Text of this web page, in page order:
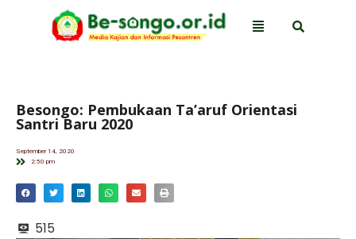
Besongo: Pembukaan Ta’aruf Orientasi
Santri Baru 2020
September 14, 2020
2:50 pm
515